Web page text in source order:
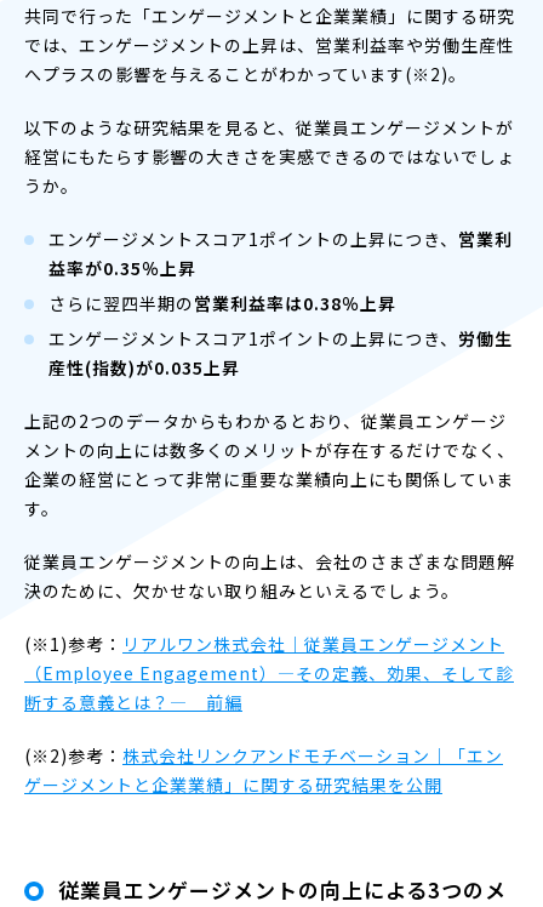
共同で行った「エンゲージメントと企業業績」に関する研究
では、エンゲージメントの上昇は、営業利益率や労働生産性
へプラスの影響を与えることがわかっています(※2)。
以下のような研究結果を見ると、従業員エンゲージメントが
経営にもたらす影響の大きさを実感できるのではないでしょ
うか。
エンゲージメントスコア1ポイントの上昇につき、 営業利
益率が0.35％上昇
さらに翌四半期の営業利益率は0.38％上昇
エンゲージメントスコア1ポイントの上昇につき、 労働生
産性(指数)が0.035上昇
上記の2つのデータからもわかるとおり、従業員エンゲージ
メントの向上には数多くのメリットが存在するだけでなく、
企業の経営にとって非常に重要な業績向上にも関係していま
す。
従業員エンゲージメントの向上は、会社のさまざまな問題解
決のために、欠かせない取り組みといえるでしょう。
(※1)参考： リアルワン株式会社｜従業員エンゲージメント
（Employee Engagement）―その定義、効果、そして診
断する意義とは？― 前編
(※2)参考： 株式会社リンクアンドモチベーション｜「エン
ゲージメントと企業業績」に関する研究結果を公開
従業員エンゲージメントの向上による3つのメ